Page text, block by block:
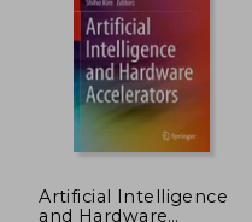
40%
dcto.
Artificial Intelligence
and Hardware